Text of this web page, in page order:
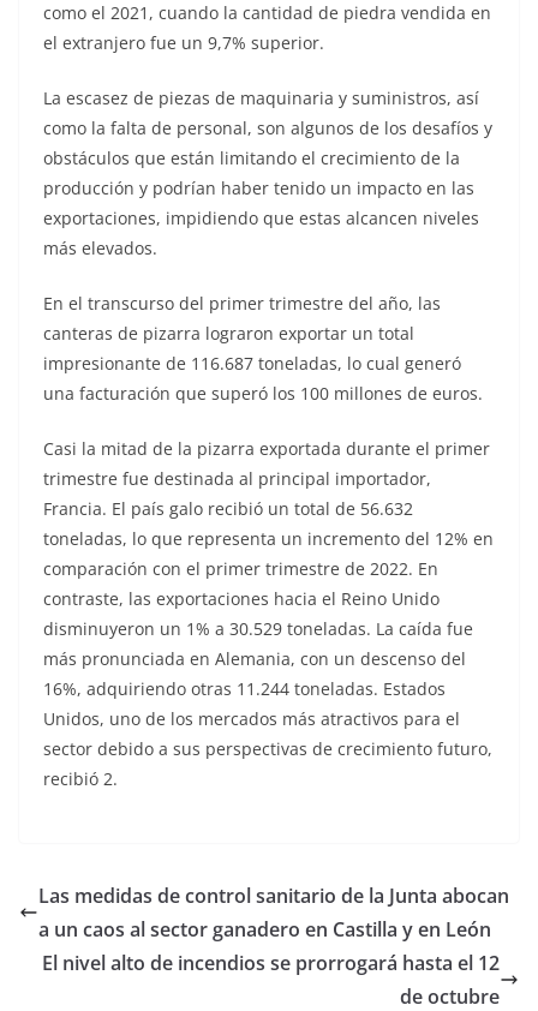
como el 2021, cuando la cantidad de piedra vendida en
el extranjero fue un 9,7% superior.
La escasez de piezas de maquinaria y suministros, así
como la falta de personal, son algunos de los desafíos y
obstáculos que están limitando el crecimiento de la
producción y podrían haber tenido un impacto en las
exportaciones, impidiendo que estas alcancen niveles
más elevados.
En el transcurso del primer trimestre del año, las
canteras de pizarra lograron exportar un total
impresionante de 116.687 toneladas, lo cual generó
una facturación que superó los 100 millones de euros.
Casi la mitad de la pizarra exportada durante el primer
trimestre fue destinada al principal importador,
Francia. El país galo recibió un total de 56.632
toneladas, lo que representa un incremento del 12% en
comparación con el primer trimestre de 2022. En
contraste, las exportaciones hacia el Reino Unido
disminuyeron un 1% a 30.529 toneladas. La caída fue
más pronunciada en Alemania, con un descenso del
16%, adquiriendo otras 11.244 toneladas. Estados
Unidos, uno de los mercados más atractivos para el
sector debido a sus perspectivas de crecimiento futuro,
recibió 2.
Las medidas de control sanitario de la Junta abocan
a un caos al sector ganadero en Castilla y en León
El nivel alto de incendios se prorrogará hasta el 12
de octubre